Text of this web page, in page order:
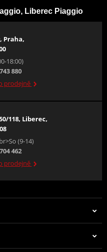
Liberec Piaggio
Praha,
18:00)
880
prodejně
118, Liberec,
(9-14)
462
prodejně